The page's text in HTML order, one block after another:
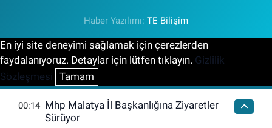
Haber Yazılımı: TE Bilişim
En iyi site deneyimi sağlamak için çerezlerden
faydalanıyoruz. Detaylar için lütfen tıklayın. Gizlilik
Sözleşmesi Tamam
00:14 Mhp Malatya İl Başkanlığına Ziyaretler
Sürüyor